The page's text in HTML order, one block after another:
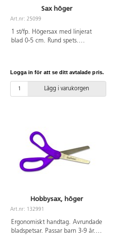
Sax höger
Art.nr: 25099
1 st/fp. Högersax med linjerat
blad 0-5 cm. Rund spets.
Logga in för att se ditt avtalade pris.
Lägg i varukorgen
Hobbysax, höger
Art.nr: 132991
Ergonomiskt handtag. Avrundade
bladspetsar. Passar barn 3-9 år.